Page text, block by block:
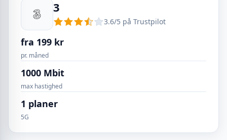
3
3.6/5 på Trustpilot
fra 199 kr
pr. måned
1000 Mbit
max hastighed
1 planer
5G